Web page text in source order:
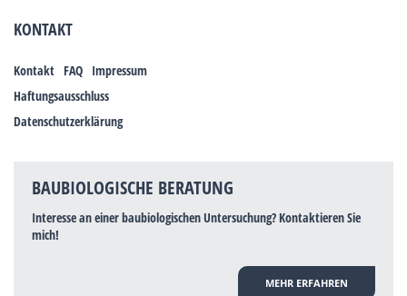
KONTAKT
Kontakt FAQ Impressum
Haftungsausschluss
Datenschutzerklärung
BAUBIOLOGISCHE BERATUNG
Interesse an einer baubiologischen Untersuchung? Kontaktieren Sie
mich!
MEHR ERFAHREN